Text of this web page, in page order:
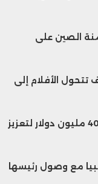
الصين على
تتحول الأفلام إلى
الجيش الأميركي يقترب من صفقة بـ400 مليون دولار لتعزيز
مع وصول رئيسها